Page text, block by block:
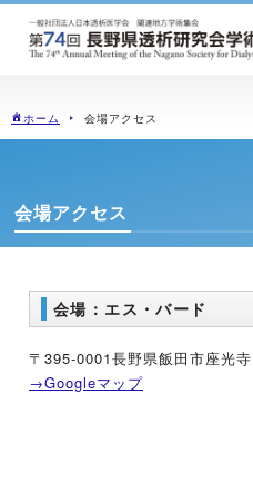
ホーム 会場アクセス
会場アクセス
会場：エス・バード
〒395-0001長野県飯田市座
→Googleマップ